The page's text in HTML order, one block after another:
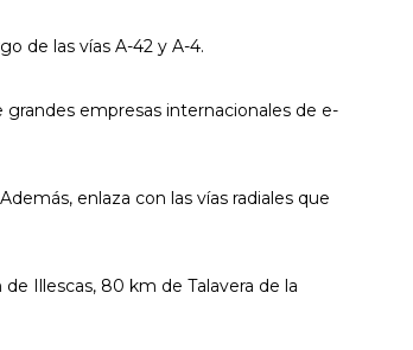
de las vías A-42 y A-4.
grandes empresas internacionales de e-
enlaza con las vías radiales que
Illescas, 80 km de Talavera de la